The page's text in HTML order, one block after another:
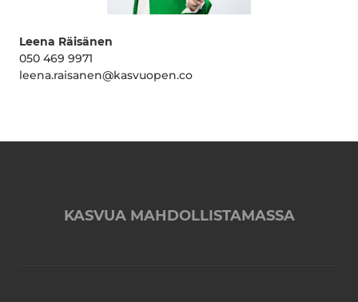
Leena Räisänen
050 469 9971
leena.raisanen@kasvuopen.co
KASVUA MAHDOLLISTAMASSA